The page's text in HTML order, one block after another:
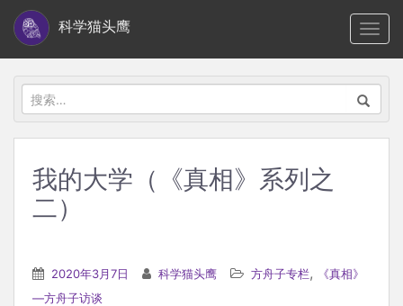
i
科学猫头鹰
搜
索：
我的大学（《真相》系列之
二）
2020年3月7日 科学猫头鹰 方舟子专栏,
《真相》
—方舟子访谈